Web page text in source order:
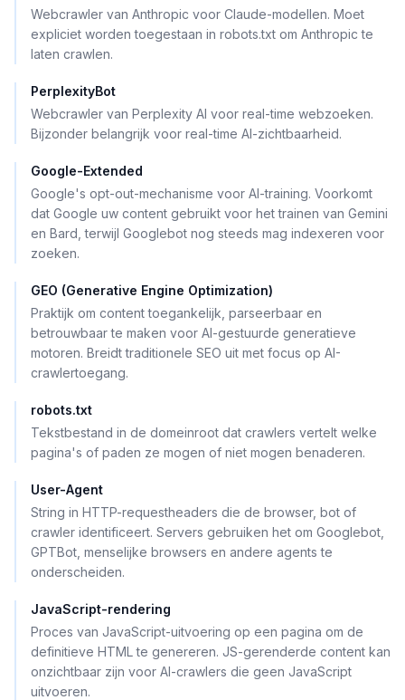
Webcrawler van Anthropic voor Claude-modellen. Moet
expliciet worden toegestaan in robots.txt om Anthropic te
laten crawlen.
PerplexityBot
Webcrawler van Perplexity AI voor real-time webzoeken.
Bijzonder belangrijk voor real-time AI-zichtbaarheid.
Google-Extended
Google's opt-out-mechanisme voor AI-training. Voorkomt
dat Google uw content gebruikt voor het trainen van Gemini
en Bard, terwijl Googlebot nog steeds mag indexeren voor
zoeken.
GEO (Generative Engine Optimization)
Praktijk om content toegankelijk, parseerbaar en
betrouwbaar te maken voor AI-gestuurde generatieve
motoren. Breidt traditionele SEO uit met focus op AI-
crawlertoegang.
robots.txt
Tekstbestand in de domeinroot dat crawlers vertelt welke
pagina's of paden ze mogen of niet mogen benaderen.
User-Agent
String in HTTP-requestheaders die de browser, bot of
crawler identificeert. Servers gebruiken het om Googlebot,
GPTBot, menselijke browsers en andere agents te
onderscheiden.
JavaScript-rendering
Proces van JavaScript-uitvoering op een pagina om de
definitieve HTML te genereren. JS-gerenderde content kan
onzichtbaar zijn voor AI-crawlers die geen JavaScript
uitvoeren.